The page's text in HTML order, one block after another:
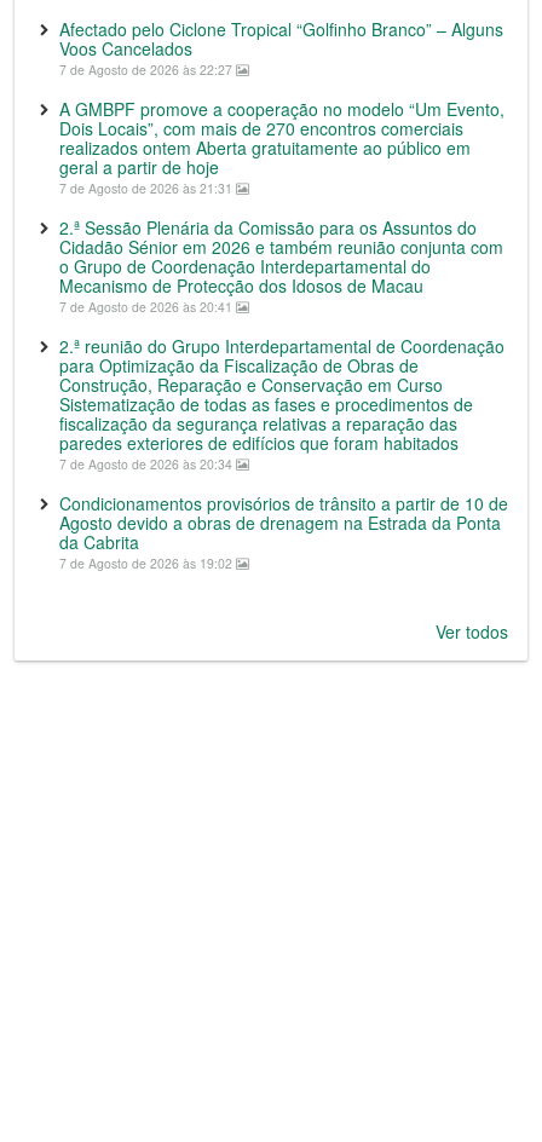
Afectado pelo Ciclone Tropical “Golfinho Branco” – Alguns
Voos Cancelados
7 de Agosto de 2026 às 22:27
A GMBPF promove a cooperação no modelo “Um Evento,
Dois Locais”, com mais de 270 encontros comerciais
realizados ontem Aberta gratuitamente ao público em
geral a partir de hoje
7 de Agosto de 2026 às 21:31
2.ª Sessão Plenária da Comissão para os Assuntos do
Cidadão Sénior em 2026 e também reunião conjunta com
o Grupo de Coordenação Interdepartamental do
Mecanismo de Protecção dos Idosos de Macau
7 de Agosto de 2026 às 20:41
2.ª reunião do Grupo Interdepartamental de Coordenação
para Optimização da Fiscalização de Obras de
Construção, Reparação e Conservação em Curso
Sistematização de todas as fases e procedimentos de
fiscalização da segurança relativas a reparação das
paredes exteriores de edifícios que foram habitados
7 de Agosto de 2026 às 20:34
Condicionamentos provisórios de trânsito a partir de 10 de
Agosto devido a obras de drenagem na Estrada da Ponta
da Cabrita
7 de Agosto de 2026 às 19:02
Ver todos